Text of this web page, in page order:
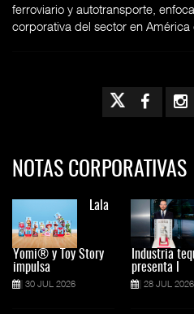
ferroviario y autotransporte,
corporativa del sector en América
NOTAS CORPORATIVAS
Lala
Yomi® y Toy Story
impulsa
30 JUL 2026
Industria
presenta l
28 JUL 2026